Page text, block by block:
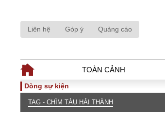
Liên hệ Góp ý Quảng cáo
TOÀN CẢNH
TOÀN CẢNH
Dòng sự kiện
TAG - CHÌM TÀU HẢI THÀNH